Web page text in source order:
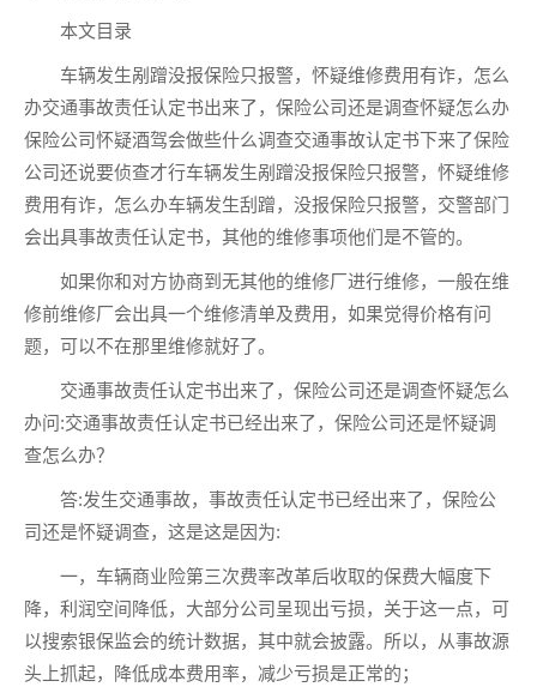
本文目录
车辆发生剐蹭没报保险只报警，怀疑维修费用有诈，怎么
办交通事故责任认定书出来了，保险公司还是调查怀疑怎么办
保险公司怀疑酒驾会做些什么调查交通事故认定书下来了保险
公司还说要侦查才行车辆发生剐蹭没报保险只报警，怀疑维修
费用有诈，怎么办车辆发生刮蹭，没报保险只报警，交警部门
会出具事故责任认定书，其他的维修事项他们是不管的。
如果你和对方协商到无其他的维修厂进行维修，一般在维
修前维修厂会出具一个维修清单及费用，如果觉得价格有问
题，可以不在那里维修就好了。
交通事故责任认定书出来了，保险公司还是调查怀疑怎么
办问:交通事故责任认定书已经出来了，保险公司还是怀疑调
查怎么办？
答:发生交通事故，事故责任认定书已经出来了，保险公
司还是怀疑调查，这是这是因为:
一，车辆商业险第三次费率改革后收取的保费大幅度下
降，利润空间降低，大部分公司呈现出亏损，关于这一点，可
以搜索银保监会的统计数据，其中就会披露。所以，从事故源
头上抓起，降低成本费用率，减少亏损是正常的；